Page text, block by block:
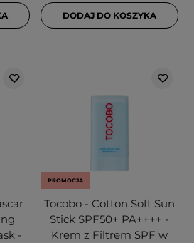
DODAJ DO KOSZYKA
-
PROMOCJA
Tocobo - Cotton Soft Sun
Stick SPF50+ PA++++ -
Krem z Filtrem SPF w